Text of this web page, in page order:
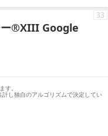
ー®XIII Google
33
。
し独自のアルゴリズムで決定してい